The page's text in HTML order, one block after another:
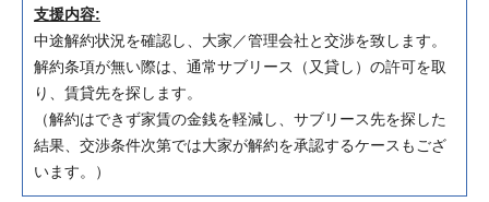
支援内容:
中途解約状況を確認し、大家／管理会社と交渉を致します。
解約条項が無い際は、通常サブリース（又貸し）の許可を取
り、賃貸先を探します。
（解約はできず家賃の金銭を軽減し、サブリース先を探した
結果、交渉条件次第では大家が解約を承認するケースもござ
います。）